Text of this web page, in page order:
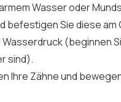
Wasser oder
befestigen Sie diese am
(beginnen
sind).
Ihre Zähne und